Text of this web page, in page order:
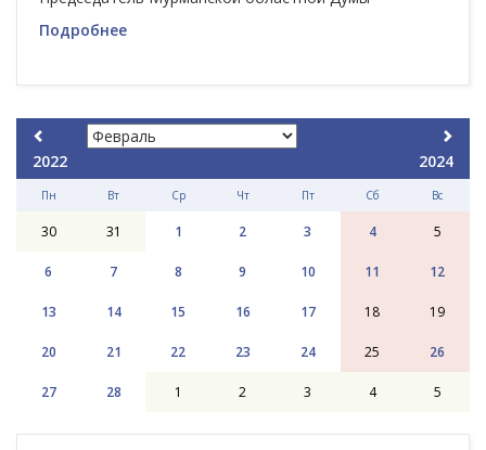
Подробнее
2022 2024
Пн Вт Ср Чт Пт Сб Вс
30 31 1 2 3 4 5
6 7 8 9 10 11 12
13 14 15 16 17 18 19
20 21 22 23 24 25 26
27 28 1 2 3 4 5